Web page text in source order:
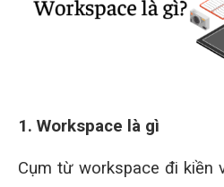
1. Workspace là gì
Cụm từ workspace đi kiền